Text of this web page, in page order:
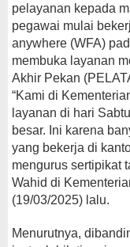
pelayanan kepada
pegawai mulai
anywhere (WFA)
membuka layanan
Akhir Pekan
“Kami di
layanan di hari
besar. Ini karena
yang bekerja di
mengurus sertipikat
Wahid di
(19/03/2025) lalu.
Menurutnya,